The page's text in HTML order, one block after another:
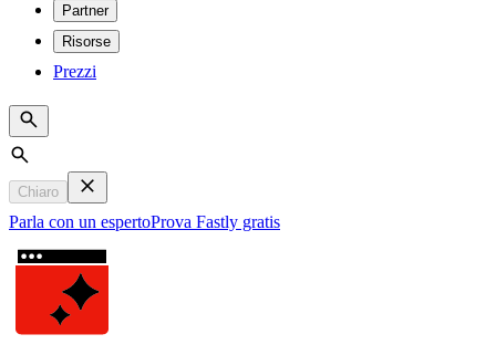
Partner
Risorse
Prezzi
Search
Chiaro
Parla con un espertoProva Fastly gratis